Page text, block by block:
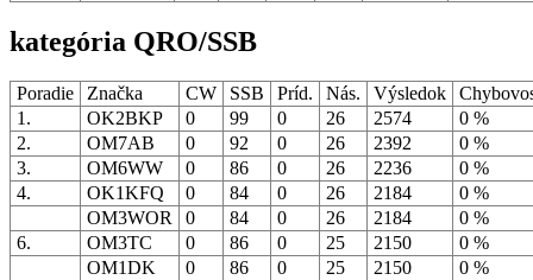
kategória QRO/SSB
Poradie Značka CW SSB Príd. Nás. Výsledok
1.
OK2BKP 0 99 0 26 2574
0 %
2.
OM7AB 0 92 0 26 2392
0 %
3.
OM6WW 0 86 0 26 2236
0 %
4.
OK1KFQ 0 84 0 26 2184
0 %
OM3WOR
0 84 0 26 2184
0 %
6.
OM3TC 0 86 0 25 2150
0 %
OM1DK
0 86 0 25 2150
0 %